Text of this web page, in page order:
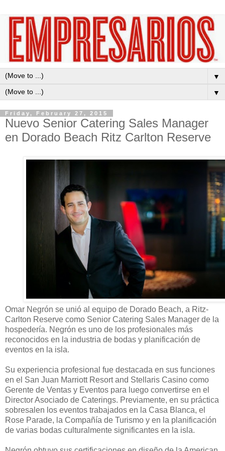
▼
▼
Friday, February 27, 2015
Nuevo Senior Catering Sales Manager
en Dorado Beach Ritz Carlton Reserve
Omar Negrón se unió al equipo de Dorado Beach, a Ritz-
Carlton Reserve como Senior Catering Sales Manager de la
hospedería. Negrón es uno de los profesionales más
reconocidos en la industria de bodas y planificación de
eventos en la isla.
Su experiencia profesional fue destacada en sus funciones
en el San Juan Marriott Resort and Stellaris Casino como
Gerente de Ventas y Eventos para luego convertirse en el
Director Asociado de Caterings. Previamente, en su práctica
sobresalen los eventos trabajados en la Casa Blanca, el
Rose Parade, la Compañía de Turismo y en la planificación
de varias bodas culturalmente significantes en la isla.